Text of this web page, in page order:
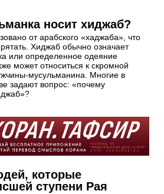
носит хиджаб?
от арабского «хаджаба», что
Хиджаб обычно означает
или определенное одеяние
может относиться к скромной
мусульманина. Многие в
задают вопрос: «почему
которые
ступени Рая